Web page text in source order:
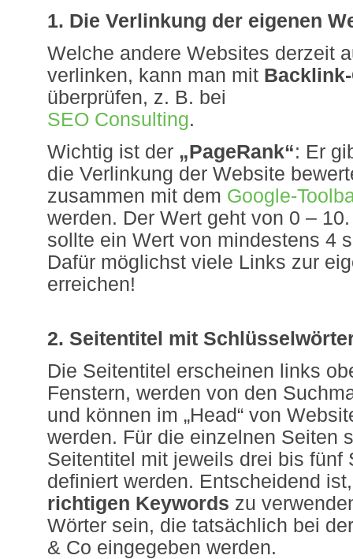
1. Die Verlinkung der eigenen
Welche andere Websites derzeit
verlinken, kann man mit
überprüfen, z. B. bei
SEO Consulting.
Wichtig ist der „PageRank“: Er
die Verlinkung der Website
zusammen mit dem Google-
werden. Der Wert geht von 0 –
sollte ein Wert von mindestens 4
Dafür möglichst viele Links zur
erreichen!
2. Seitentitel mit
Die Seitentitel erscheinen links
Fenstern, werden von den
und können im „Head“ von
werden. Für die einzelnen Seiten
Seitentitel mit jeweils drei bis fünf
definiert werden. Entscheidend
richtigen Keywords zu
Wörter sein, die tatsächlich bei
& Co eingegeben werden.